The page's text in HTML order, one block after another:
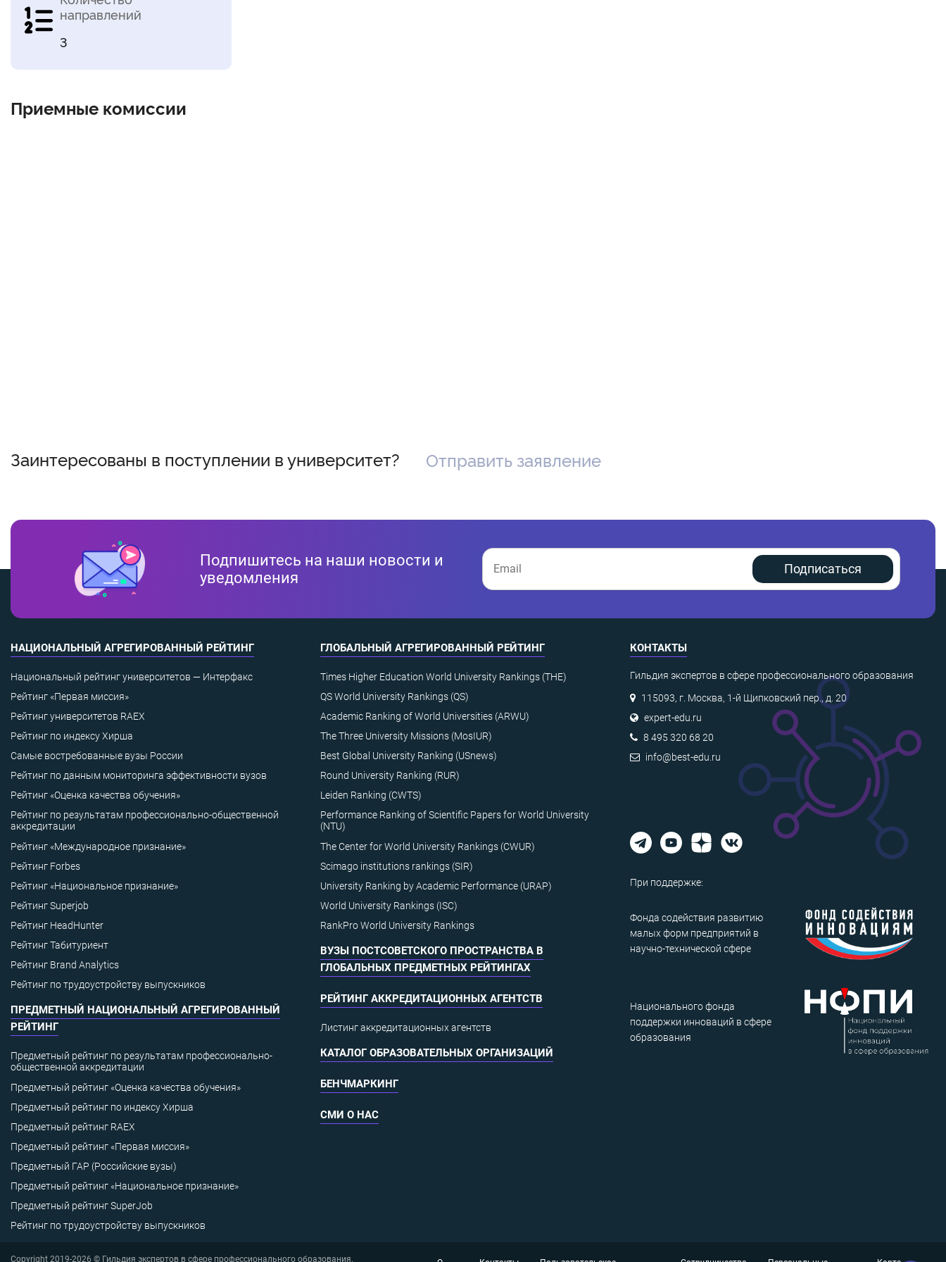
направлений
3
Приемные комиссии
Заинтересованы в поступлении в университет? Отправить заявление
Подпишитесь на наши новости и
уведомления
Подписаться
НАЦИОНАЛЬНЫЙ АГРЕГИРОВАННЫЙ РЕЙТИНГ
Национальный рейтинг университетов — Интерфакс
Рейтинг «Первая миссия»
Рейтинг университетов RAEX
Рейтинг по индексу Хирша
Самые востребованные вузы России
Рейтинг по данным мониторинга эффективности вузов
Рейтинг «Оценка качества обучения»
Рейтинг по результатам профессионально-общественной
аккредитации
Рейтинг «Международное признание»
Рейтинг Forbes
Рейтинг «Национальное признание»
Рейтинг Superjob
Рейтинг HeadHunter
Рейтинг Табитуриент
Рейтинг Brand Analytics
Рейтинг по трудоустройству выпускников
ПРЕДМЕТНЫЙ НАЦИОНАЛЬНЫЙ АГРЕГИРОВАННЫЙ
РЕЙТИНГ
Предметный рейтинг по результатам профессионально-
общественной аккредитации
Предметный рейтинг «Оценка качества обучения»
Предметный рейтинг по индексу Хирша
Предметный рейтинг RAEX
Предметный рейтинг «Первая миссия»
Предметный ГАР (Российские вузы)
Предметный рейтинг «Национальное признание»
Предметный рейтинг SuperJob
Рейтинг по трудоустройству выпускников
ГЛОБАЛЬНЫЙ АГРЕГИРОВАННЫЙ РЕЙТИНГ
Times Higher Education World University Rankings (THE)
QS World University Rankings (QS)
Academic Ranking of World Universities (ARWU)
The Three University Missions (MosIUR)
Best Global University Ranking (USnews)
Round University Ranking (RUR)
Leiden Ranking (CWTS)
Performance Ranking of Scientific Papers for World University
(NTU)
The Center for World University Rankings (CWUR)
Scimago institutions rankings (SIR)
University Ranking by Academic Performance (URAP)
World University Rankings (ISC)
RankPro World University Rankings
ВУЗЫ ПОСТСОВЕТСКОГО ПРОСТРАНСТВА В
ГЛОБАЛЬНЫХ ПРЕДМЕТНЫХ РЕЙТИНГАХ
РЕЙТИНГ АККРЕДИТАЦИОННЫХ АГЕНТСТВ
Листинг аккредитационных агентств
КАТАЛОГ ОБРАЗОВАТЕЛЬНЫХ ОРГАНИЗАЦИЙ
БЕНЧМАРКИНГ
СМИ О НАС
КОНТАКТЫ
Гильдия экспертов в сфере профессионального образования
115093, г. Москва, 1-й Щипковский пер., д. 20
expert-edu.ru
8 495 320 68 20
info@best-edu.ru
При поддержке:
Фонда содействия развитию
малых форм предприятий в
научно-технической сфере
Национального фонда
поддержки инноваций в сфере
образования
Copyright 2019-2026 © Гильдия экспертов в сфере профессионального образования.